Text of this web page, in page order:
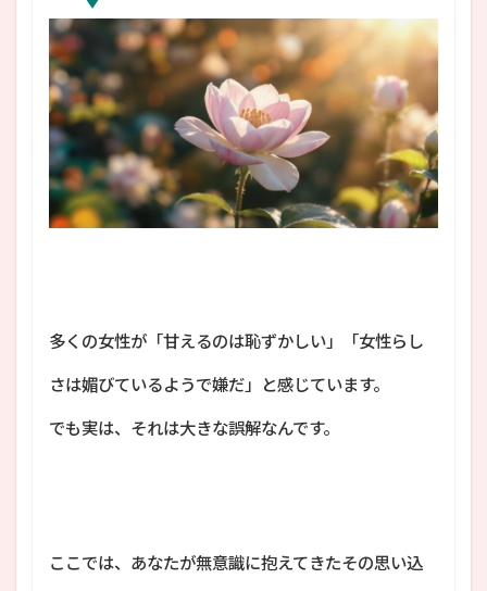
多くの女性が「甘えるのは恥ずかしい」「女性らし
さは媚びているようで嫌だ」と感じています。
でも実は、それは大きな誤解なんです。
ここでは、あなたが無意識に抱えてきたその思い込